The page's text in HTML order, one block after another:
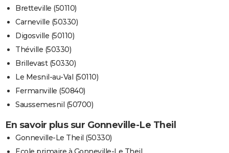
Bretteville (50110)
Carneville (50330)
Digosville (50110)
Théville (50330)
Brillevast (50330)
Le Mesnil-au-Val (50110)
Fermanville (50840)
Saussemesnil (50700)
En savoir plus sur Gonneville-Le Theil
Gonneville-Le Theil (50330)